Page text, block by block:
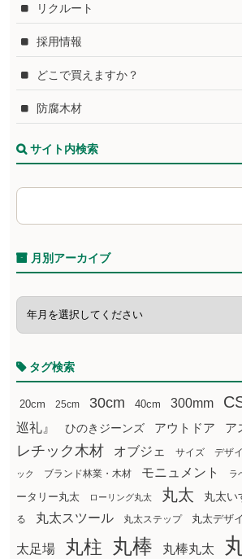
リクルート
採用情報
どこで買えますか？
防腐木材
サイト内検索
月別アーカイブ
タグ検索
20cm 25cm 30cm 40cm 300mm
巡礼』
ひのきジーンズ アウトドア ア
レチック木材
オブジェ サイズ デザ
ック ブランド林業・木材 モニュメント ラ
ータリー丸太
ローリング丸太 丸太 丸太い
る
丸太スツール 丸太ステップ 丸太デザ
太足場 丸柱 丸棒 丸棒丸太